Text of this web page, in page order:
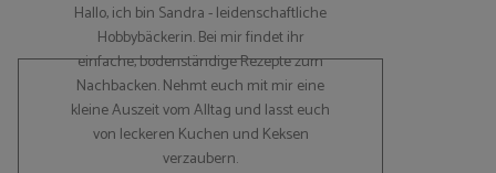
Hallo, ich bin Sandra - leidenschaftliche
Hobbybäckerin. Bei mir findet ihr
einfache, bodenständige Rezepte zum
Nachbacken. Nehmt euch mit mir eine
kleine Auszeit vom Alltag und lasst euch
von leckeren Kuchen und Keksen
verzaubern.